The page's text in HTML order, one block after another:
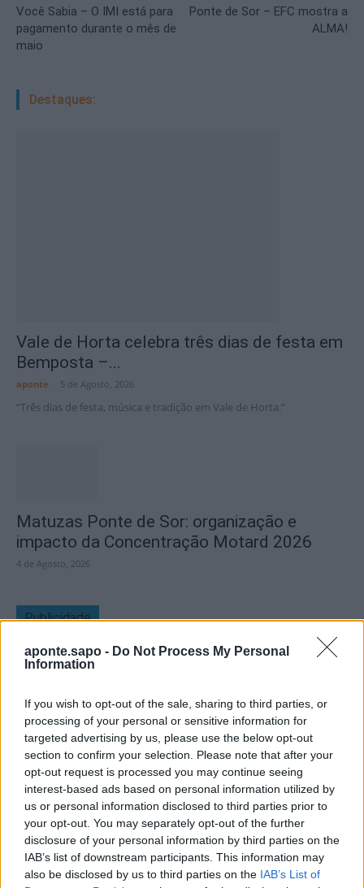
aponte.sapo - Do Not Process My Personal
Information
If you wish to opt-out of the sale, sharing to third parties, or
processing of your personal or sensitive information for
targeted advertising by us, please use the below opt-out
section to confirm your selection. Please note that after your
opt-out request is processed you may continue seeing
interest-based ads based on personal information utilized by
us or personal information disclosed to third parties prior to
your opt-out. You may separately opt-out of the further
disclosure of your personal information by third parties on the
IAB’s list of downstream participants. This information may
also be disclosed by us to third parties on the IAB’s List of
Você Sabia – O IMI está para
pagamento durante o mês de
maio
Ponte de Sor – EFC mostra a
ALMA!
Destaques:
Vale de Horta celebra três dias de festa em
Bemposta –...
aponte 5 de Agosto, 2026
“Três dias de festa, música e tradição em Vale de Horta.”
Matuzas Ponte de Sor: organização e
impacto da Concentração Motard 2026
4 de Agosto, 2026
Publicidade